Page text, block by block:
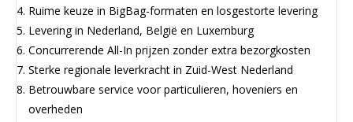
Ruime keuze in BigBag-formaten en losgestorte levering
Levering in Nederland, België en Luxemburg
Concurrerende All-In prijzen zonder extra bezorgkosten
Sterke regionale leverkracht in Zuid-West Nederland
Betrouwbare service voor particulieren, hoveniers en
overheden